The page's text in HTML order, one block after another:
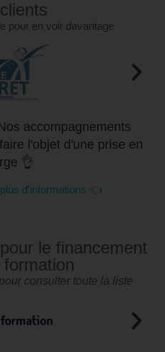
pour en voir davantage
accompagnements
l'objet d'une prise en
👌
d'informations 👈
le financement
consulter toute la liste